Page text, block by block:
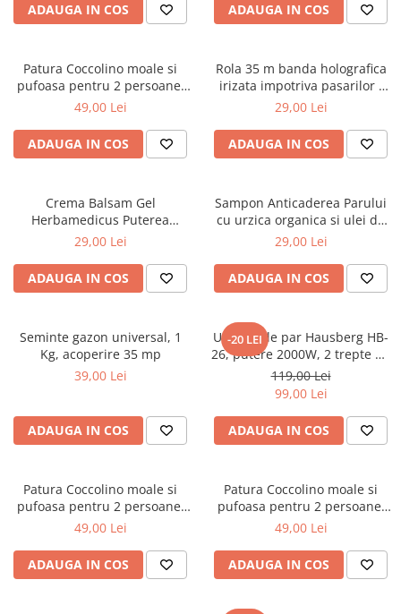
ADAUGA IN COS ADAUGA IN COS
Patura Coccolino moale si
pufoasa pentru 2 persoane,
200X230 cm, Grena
49,00 Lei
ADAUGA IN COS
Rola 35 m banda holografica
irizata impotriva pasarilor -
porumbei, grauri, vrabii
29,00 Lei
ADAUGA IN COS
Crema Balsam Gel
Herbamedicus Puterea
Ursului 250ml
29,00 Lei
ADAUGA IN COS
Sampon Anticaderea Parului
cu urzica organica si ulei de
ricin, 400 ml
29,00 Lei
ADAUGA IN COS
Seminte gazon universal, 1
Kg, acoperire 35 mp
39,00 Lei
ADAUGA IN COS
-20 LEI
Uscator de par Hausberg HB-
26, putere 2000W, 2 trepte de
viteza
119,00 Lei
99,00 Lei
ADAUGA IN COS
Patura Coccolino moale si
pufoasa pentru 2 persoane,
200X230 cm, Fluturi si Pietre
49,00 Lei
ADAUGA IN COS
Patura Coccolino moale si
pufoasa pentru 2 persoane,
200X230 cm, Valuri Waves
49,00 Lei
ADAUGA IN COS